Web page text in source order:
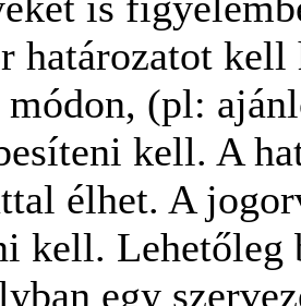
határozatot
(pl:
kell. A
élhet. A
kell. Lehetőleg
egy